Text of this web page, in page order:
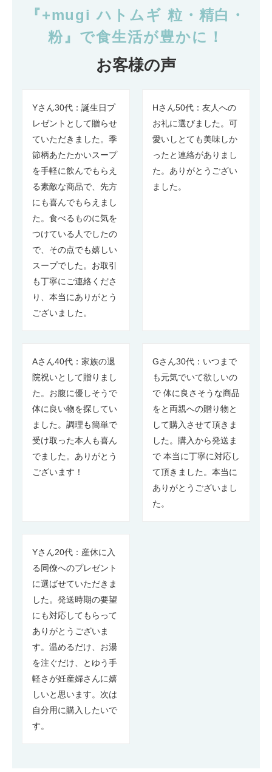
『+mugi ハトムギ 粒・精白・
粉』で食生活が豊かに！
お客様の声
Yさん30代：誕生日プ
レゼントとして贈らせ
ていただきました。季
節柄あたたかいスープ
を手軽に飲んでもらえ
る素敵な商品で、先方
にも喜んでもらえまし
た。食べるものに気を
つけている人でしたの
で、その点でも嬉しい
スープでした。お取引
も丁寧にご連絡くださ
り、本当にありがとう
ございました。
Hさん50代：友人への
お礼に選びました。可
愛いしとても美味しか
ったと連絡がありまし
た。ありがとうござい
ました。
Aさん40代：家族の退
院祝いとして贈りまし
た。お腹に優しそうで
体に良い物を探してい
ました。調理も簡単で
受け取った本人も喜ん
でました。ありがとう
ございます！
Gさん30代：いつまで
も元気でいて欲しいの
で 体に良さそうな商品
をと両親への贈り物と
して購入させて頂きま
した。購入から発送ま
で 本当に丁寧に対応し
て頂きました。本当に
ありがとうございまし
た。
Yさん20代：産休に入
る同僚へのプレゼント
に選ばせていただきま
した。発送時期の要望
にも対応してもらって
ありがとうございま
す。温めるだけ、お湯
を注ぐだけ、とゆう手
軽さが妊産婦さんに嬉
しいと思います。次は
自分用に購入したいで
す。